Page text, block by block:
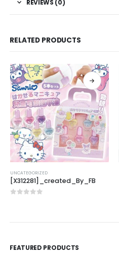
REVIEWS (0)
RELATED PRODUCTS
UNCATEGORIZED
[X312281]_created_By_FB
FEATURED PRODUCTS